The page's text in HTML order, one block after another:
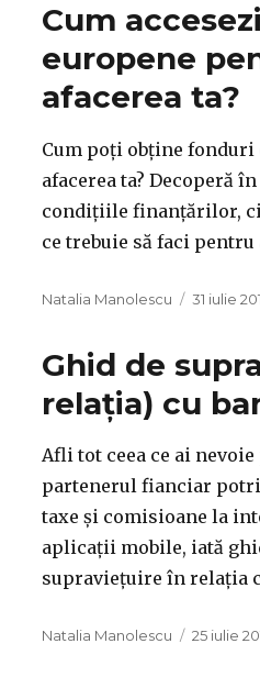
Cum
europene
afacerea ta?
Cum poți obține fonduri
afacerea ta? Decoperă
condițiile finanțărilor,
ce trebuie să faci
Autor
Natalia Manolescu
Publicat
31 iulie
Ghid de
relația) cu
Afli tot ceea ce ai
partenerul fianciar
taxe și comisioane la
aplicații mobile, iată
supraviețuire în relația
Autor
Natalia Manolescu
Publicat
25 iulie